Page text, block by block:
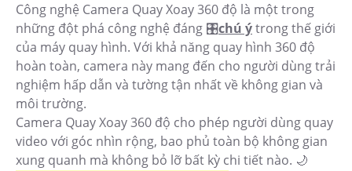
Công nghệ Camera Quay Xoay 360 độ là một trong
những đột phá công nghệ đáng 🎛chú ýtrong thế giới
của máy quay hình. Với khả năng quay hình 360 độ
hoàn toàn, camera này mang đến cho người dùng trải
nghiệm hấp dẫn và tường tận nhất về không gian và
môi trường.
Camera Quay Xoay 360 độ cho phép người dùng quay
video với góc nhìn rộng, bao phủ toàn bộ không gian
xung quanh mà không bỏ lỡ bất kỳ chi tiết nào. 🌙